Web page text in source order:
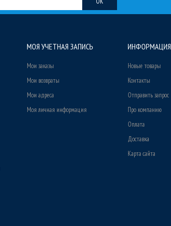
МОЯ УЧЕТНАЯ ЗАПИСЬ
Мои заказы
Мои возвраты
Мои адреса
Моя личная информация
ИНФОРМАЦИЯ
Новые товары
Контакты
Отправить запрос
Про компанию
Оплата
Доставка
Карта сайта